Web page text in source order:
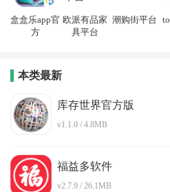
盒盒乐app官
方
欧派有品家
具平台
潮购街平台
本类最新
库存世界官方版
v1.1.0 / 4.8MB
福益多软件
v2.7.9 / 26.1MB